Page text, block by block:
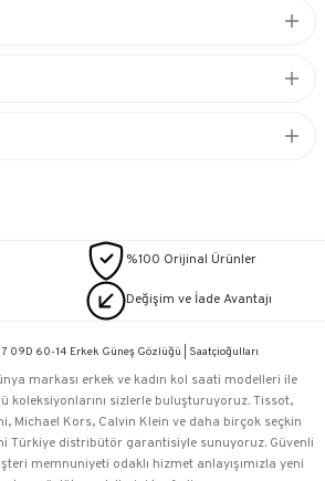
%100 Orijinal Ürünler
Değişim ve İade Avantajı
markası erkek ve kadın kol saati modelleri ile
koleksiyonlarını sizlerle buluşturuyoruz. Tissot,
Michael Kors, Calvin Klein ve daha birçok seçkin
Türkiye distribütör garantisiyle sunuyoruz. Güvenli
memnuniyeti odaklı hizmet anlayışımızla yeni